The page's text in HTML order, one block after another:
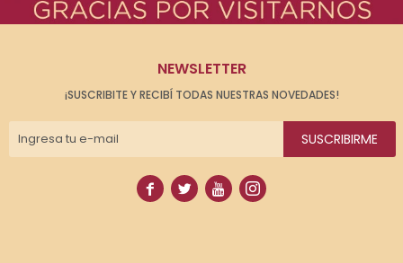
NEWSLETTER
¡SUSCRIBITE Y RECIBÍ TODAS NUESTRAS NOVEDADES!
SUSCRIBIRME
   